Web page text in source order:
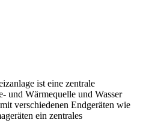
ist eine zentrale
und Wärmequelle und Wasser
verschiedenen Endgeräten wie
ein zentrales